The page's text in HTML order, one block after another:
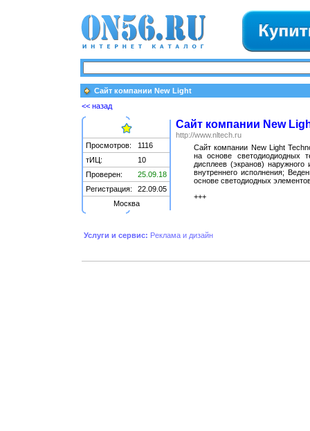
Сайт компании New Light
<< назад
Просмотров:
1116
тИЦ:
10
Проверен:
25.09.18
Регистрация:
22.09.05
Москва
Сайт компании New
http://www.nltech.ru
Сайт компании New Light
на основе светодиодиодных
дисплеев (экранов)
внутреннего исполнения;
основе светодиодных
+++
Услуги и сервис: Реклама и дизайн